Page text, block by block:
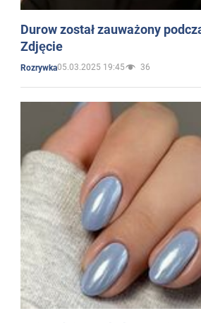
Durow został zauważony
Zdjęcie
Rozrywka05.03.2025 19:45 36